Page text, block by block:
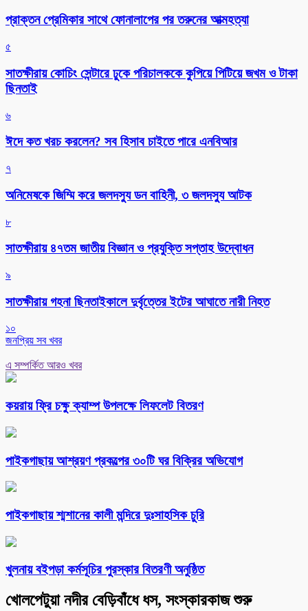
প্রাক্তন প্রেমিকার সাথে ফোনালাপের পর তরুনের আত্মহত্যা
৫
সাতক্ষীরায় কোচিং সেন্টারে ঢুকে পরিচালককে কুপিয়ে পিটিয়ে জখম ও টাকা
ছিনতাই
৬
ঈদে কত খরচ করলেন? সব হিসাব চাইতে পারে এনবিআর
৭
অনিমেষকে জিম্মি করে জলদস্যু ডন বাহিনী, ৩ জলদস্যু আটক
৮
সাতক্ষীরায় ৪৭তম জাতীয় বিজ্ঞান ও প্রযুক্তি সপ্তাহ উদ্বোধন
৯
সাতক্ষীরায় গহনা ছিনতাইকালে দুর্বৃত্তের ইটের আঘাতে নারী নিহত
১০
জনপ্রিয় সব খবর
এ সম্পর্কিত আরও খবর
কয়রায় ফ্রি চক্ষু ক্যাম্প উপলক্ষে লিফলেট বিতরণ
পাইকগাছায় আশ্রয়ণ প্রকল্পের ৩০টি ঘর বিক্রির অভিযোগ
পাইকগাছায় শ্মশানের কালী মন্দিরে দুঃসাহসিক চুরি
খুলনায় বইপড়া কর্মসূচির পুরস্কার বিতরণী অনুষ্ঠিত
খোলপেটুয়া নদীর বেড়িবাঁধে ধস, সংস্কারকাজ শুরু